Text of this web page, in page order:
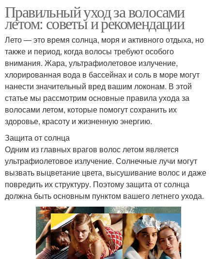
Правильный уход за волосами
летом: советы и рекомендации
Лето — это время солнца, моря и активного отдыха, но
также и период, когда волосы требуют особого
внимания. Жара, ультрафиолетовое излучение,
хлорированная вода в бассейнах и соль в море могут
нанести значительный вред вашим локонам. В этой
статье мы рассмотрим основные правила ухода за
волосами летом, которые помогут сохранить их
здоровье, красоту и жизненную энергию.
Защита от солнца
Одним из главных врагов волос летом является
ультрафиолетовое излучение. Солнечные лучи могут
вызвать выцветание цвета, высушивание волос и даже
повредить их структуру. Поэтому защита от солнца
должна быть основным пунктом вашего летнего ухода.